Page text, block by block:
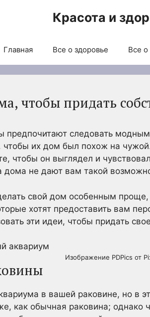
Красота и
Главная Все о здоровье Все о
чтобы придать
следовать модным
чтобы их дом был похож на
чтобы он выглядел и
дома не дают вам такой
свой дом особенным
хотят предоставить вам
эти идеи, чтобы придать
Изображение PDPics от
в вашей раковине, но в
как обычная раковина;